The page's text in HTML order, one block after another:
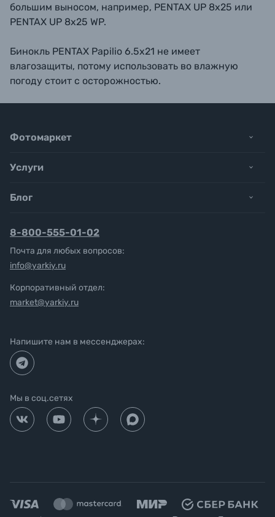
большим выносом, например, PENTAX UP 8x25 или
PENTAX UP 8x25 WP.
Бинокль PENTAX Papilio 6.5x21 не имеет
влагозащиты, потому использовать во влажную
погоду стоит с осторожностью.
Фотомаркет
Услуги
Блог
8-800-555-01-02
Почта для любых вопросов:
info@yarkiy.ru
Корпоративный отдел:
market@yarkiy.ru
Напишите нам в мессенджерах:
Мы в соц.сетях